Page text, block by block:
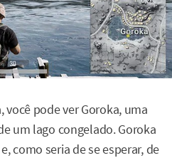
pode ver Goroka, uma
um lago congelado. Goroka
como seria de se esperar, de